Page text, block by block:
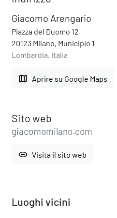
Giacomo Arengario
Piazza del Duomo 12
20123 Milano, Municipio 1
Lombardia, Italia
map Aprire su Google Maps
Sito web
giacomomilano.com
link Visita il sito web
Luoghi vicini